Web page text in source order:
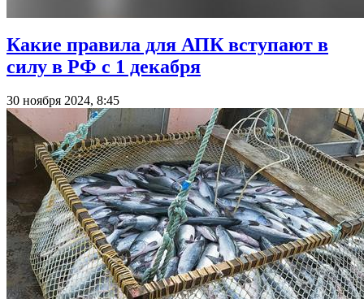
Какие правила для АПК вступают в
силу в РФ с 1 декабря
30 ноября 2024, 8:45